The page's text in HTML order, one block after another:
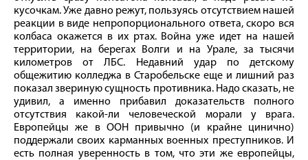
кусочкам. Уже давно режут, пользуясь отсутствием нашей
реакции в виде непропорционального ответа, скоро вся
колбаса окажется в их ртах. Война уже идет на нашей
территории, на берегах Волги и на Урале, за тысячи
километров от ЛБС. Недавний удар по детскому
общежитию колледжа в Старобельске еще и лишний раз
показал звериную сущность противника. Надо сказать, не
удивил, а именно прибавил доказательств полного
отсутствия какой-ли человеческой морали у врага.
Европейцы же в ООН привычно (и крайне цинично)
поддержали своих карманных военных преступников. И
есть полная уверенность в том, что эти же европейцы,